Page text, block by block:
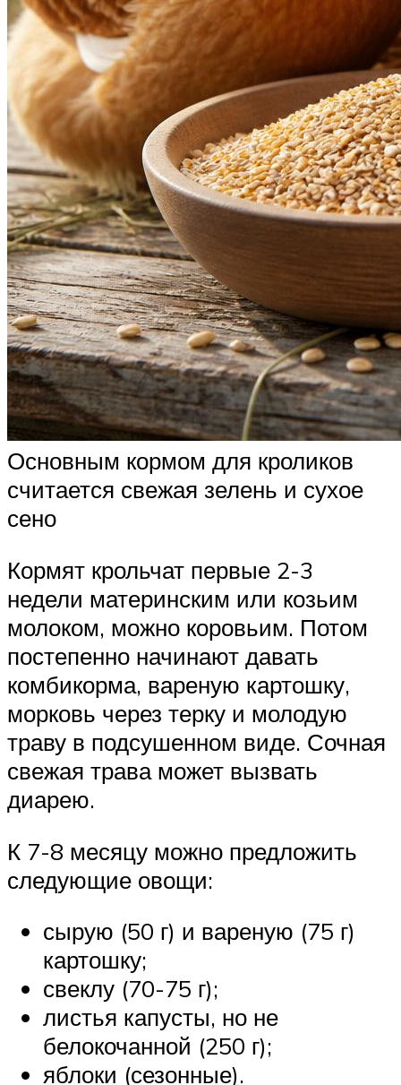
Основным кормом для кроликов
считается свежая зелень и сухое
сено
Кормят крольчат первые 2-3
недели материнским или козьим
молоком, можно коровьим. Потом
постепенно начинают давать
комбикорма, вареную картошку,
морковь через терку и молодую
траву в подсушенном виде. Сочная
свежая трава может вызвать
диарею.
К 7-8 месяцу можно предложить
следующие овощи:
сырую (50 г) и вареную (75 г)
картошку;
свеклу (70-75 г);
листья капусты, но не
белокочанной (250 г);
яблоки (сезонные).